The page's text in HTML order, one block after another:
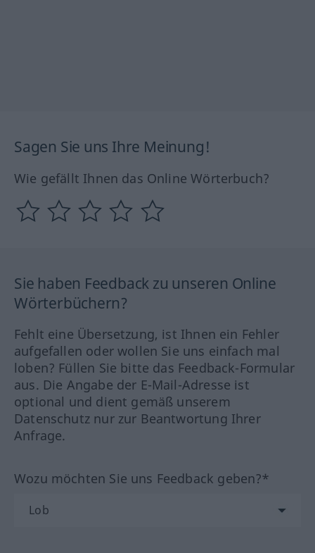
Sagen Sie uns Ihre Meinung!
Wie gefällt Ihnen das Online Wörterbuch?
Sie haben Feedback zu unseren Online
Wörterbüchern?
Fehlt eine Übersetzung, ist Ihnen ein Fehler
aufgefallen oder wollen Sie uns einfach mal
loben? Füllen Sie bitte das Feedback-Formular
aus. Die Angabe der E-Mail-Adresse ist
optional und dient gemäß unserem
Datenschutz nur zur Beantwortung Ihrer
Anfrage.
Wozu möchten Sie uns Feedback geben?*